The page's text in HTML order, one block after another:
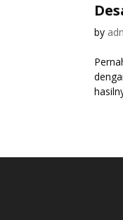
by